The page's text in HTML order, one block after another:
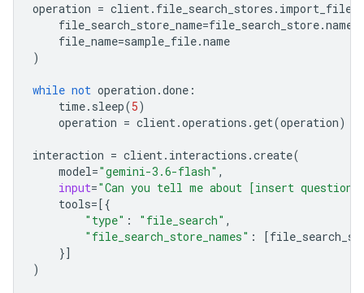
operation = client. file_search_stores . import_file
file_search_store_name=file_search_store.name
file_name=sample_file.name
)
while not operation .done :
time. sleep(5)
operation = client.operations .get(operation)
interaction = client. interactions .create(
model="gemini-3.6-flash" ,
input="Can you tell me about [insert
tools=[{
"type" : "file_search" ,
"file_search_store_names" : [
}]
)